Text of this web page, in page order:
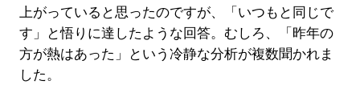
上がっていると思ったのですが、「いつもと同じで
す」と悟りに達したような回答。むしろ、「昨年の
方が熱はあった」という冷静な分析が複数聞かれま
した。